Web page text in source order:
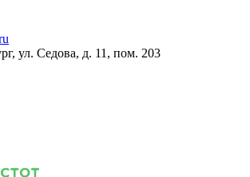
ул. Седова, д. 11, пом. 203